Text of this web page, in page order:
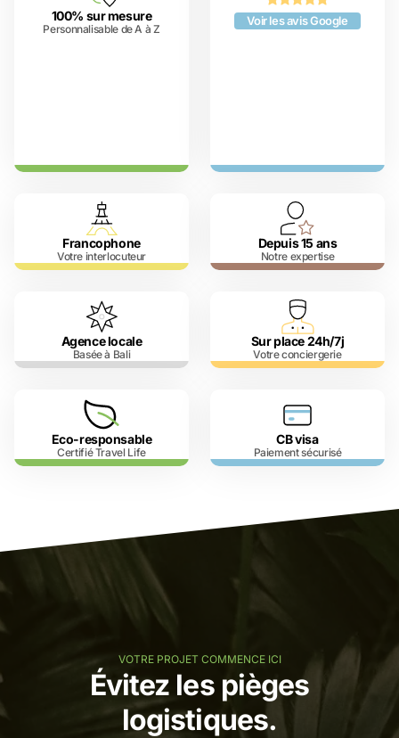
100% sur mesure
Personnalisable de A à Z
Voir les avis Google
Francophone
Votre interlocuteur
Depuis 15 ans
Notre expertise
Agence locale
Basée à Bali
Sur place 24h/7j
Votre conciergerie
Eco-responsable
Certifié Travel Life
CB visa
Paiement sécurisé
VOTRE PROJET COMMENCE ICI
Évitez les pièges
logistiques.